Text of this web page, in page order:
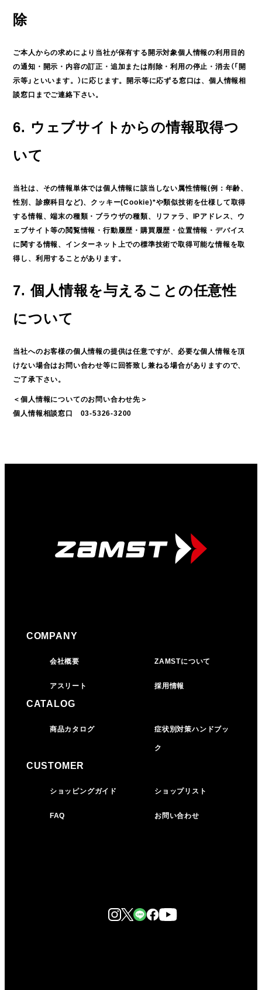
除
ご本人からの求めにより当社が保有する開示対象個人情報の利用目的
の通知・開示・内容の訂正・追加または削除・利用の停止・消去（「開
示等」といいます。）に応じます。開示等に応ずる窓口は、個人情報相
談窓口までご連絡下さい。
6. ウェブサイトからの情報取得つ
いて
当社は、その情報単体では個人情報に該当しない属性情報(例：年齢、
性別、診療科目など)、クッキー(Cookie)*や類似技術を仕様して取得
する情報、端末の種類・ブラウザの種類、リファラ、IPアドレス、ウ
ェブサイト等の閲覧情報・行動履歴・購買履歴・位置情報・デバイス
に関する情報、インターネット上での標準技術で取得可能な情報を取
得し、利用することがあります。
7. 個人情報を与えることの任意性
について
当社へのお客様の個人情報の提供は任意ですが、必要な個人情報を頂
けない場合はお問い合わせ等に回答致し兼ねる場合がありますので、
ご了承下さい。
＜個人情報についてのお問い合わせ先＞
個人情報相談窓口 03-5326-3200
COMPANY
会社概要 ZAMSTについて
アスリート 採用情報
CATALOG
商品カタログ 症状別対策ハンドブッ
ク
CUSTOMER
ショッピングガイド ショップリスト
FAQ お問い合わせ